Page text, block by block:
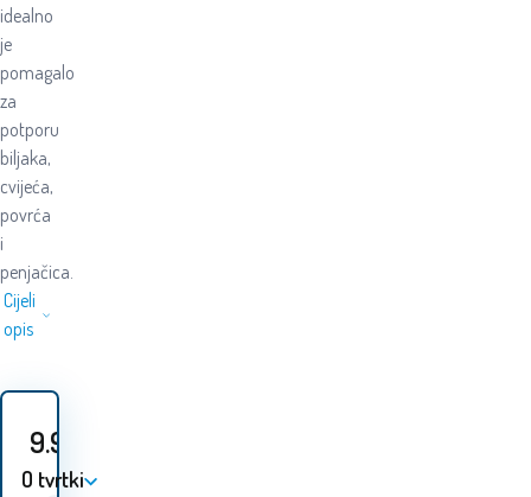
idealno
je
pomagalo
za
potporu
biljaka,
cvijeća,
povrća
i
penjačica.
Cijeli
opis
9.90
O tvrtki